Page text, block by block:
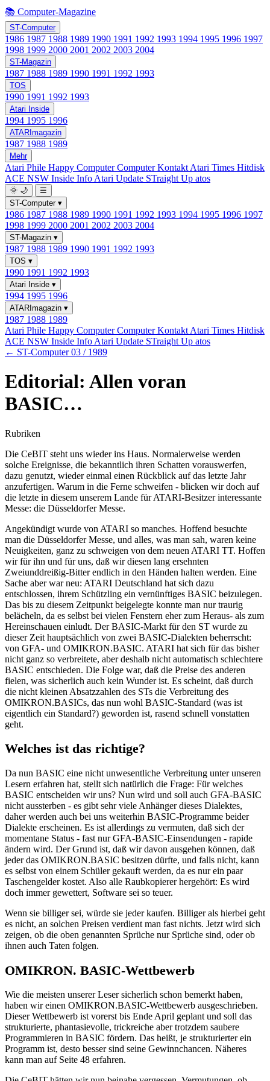
📚 Computer-Magazine
ST-Computer
1986 1987 1988 1989 1990 1991 1992 1993 1994 1995 1996 1997
1998 1999 2000 2001 2002 2003 2004
ST-Magazin
1987 1988 1989 1990 1991 1992 1993
TOS
1990 1991 1992 1993
Atari Inside
1994 1995 1996
ATARImagazin
1987 1988 1989
Mehr
Atari Phile Happy ComputerComputer Kontakt Atari Times Hitdisk
ACE NSW Inside Info Atari Update STraight Up atos
🌞 🌙
☰
ST-Computer ▾
1986 1987 1988 1989 1990 1991 1992 1993 1994 1995 1996 1997
1998 1999 2000 2001 2002 2003 2004
ST-Magazin ▾
1987 1988 1989 1990 1991 1992 1993
TOS ▾
1990 1991 1992 1993
Atari Inside ▾
1994 1995 1996
ATARImagazin ▾
1987 1988 1989
Atari Phile Happy ComputerComputer Kontakt Atari Times Hitdisk
ACE NSW Inside Info Atari Update STraight Up atos
← ST-Computer 03 / 1989
Editorial: Allen voran
BASIC…
Rubriken
Die CeBIT steht uns wieder ins Haus. Normalerweise werden
solche Ereignisse, die bekanntlich ihren Schatten vorauswerfen,
dazu genutzt, wieder einmal einen Rückblick auf das letzte Jahr
anzufertigen. Warum in die Ferne schweifen - blicken wir doch auf
die letzte in diesem unserem Lande für ATARI-Besitzer interessante
Messe: die Düsseldorfer Messe.
Angekündigt wurde von ATARI so manches. Hoffend besuchte
man die Düsseldorfer Messe, und alles, was man sah, waren keine
Neuigkeiten, ganz zu schweigen von dem neuen ATARI TT. Hoffen
wir für ihn und für uns, daß wir diesen lang ersehnten
Zweiunddreißig-Bitter endlich in den Händen halten werden. Eine
Sache aber war neu: ATARI Deutschland hat sich dazu
entschlossen, ihrem Schützling ein vernünftiges BASIC beizulegen.
Das bis zu diesem Zeitpunkt beigelegte konnte man nur traurig
belächeln, da es selbst bei vielen Fenstern eher zum Heraus- als zum
Hereinschauen einludt. Der BASIC-Markt für den ST wurde zu
dieser Zeit hauptsächlich von zwei BASIC-Dialekten beherrscht:
von GFA- und OMIKRON.BASIC. ATARI hat sich für das bisher
nicht ganz so verbreitete, aber deshalb nicht automatisch schlechtere
BASIC entschieden. Die Folge war, daß die Preise des anderen
fielen, was sicherlich auch kein Wunder ist. Es scheint, daß durch
die nicht kleinen Absatzzahlen des STs die Verbreitung des
OMIKRON.BASICs, das nun wohl BASIC-Standard (was ist
eigentlich ein Standard?) geworden ist, rasend schnell vonstatten
geht.
Welches ist das richtige?
Da nun BASIC eine nicht unwesentliche Verbreitung unter unseren
Lesern erfahren hat, stellt sich natürlich die Frage: Für welches
BASIC entscheiden wir uns? Nun wird und soll auch GFA-BASIC
nicht aussterben - es gibt sehr viele Anhänger dieses Dialektes,
daher werden auch bei uns weiterhin BASIC-Programme beider
Dialekte erscheinen. Es ist allerdings zu vermuten, daß sich der
momentane Status - fast nur GFA-BASIC-Einsendungen - rapide
ändern wird. Der Grund ist, daß wir davon ausgehen können, daß
jeder das OMIKRON.BASIC besitzen dürfte, und falls nicht, kann
es selbst von einem Schüler gekauft werden, da es nur ein paar
Taschengelder kostet. Also alle Raubkopierer hergehört: Es wird
doch immer gewettert, Software sei so teuer.
Wenn sie billiger sei, würde sie jeder kaufen. Billiger als hierbei geht
es nicht, an solchen Preisen verdient man fast nichts. Jetzt wird sich
zeigen, ob die oben genannten Sprüche nur Sprüche sind, oder ob
ihnen auch Taten folgen.
OMIKRON. BASIC-Wettbewerb
Wie die meisten unserer Leser sicherlich schon bemerkt haben,
haben wir einen OMIKRON.BASIC-Wettbewerb ausgeschrieben.
Dieser Wettbewerb ist vorerst bis Ende April geplant und soll das
strukturierte, phantasievolle, trickreiche aber trotzdem saubere
Programmieren in BASIC fördern. Das heißt, je strukturierter ein
Programm ist, desto besser sind seine Gewinnchancen. Näheres
kann man auf Seite 48 erfahren.